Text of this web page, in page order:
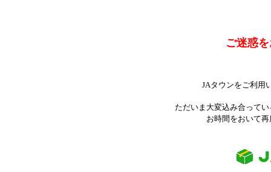
ご迷惑
JAタウンをご利用
ただいま大変込み合って
お時間をおいて